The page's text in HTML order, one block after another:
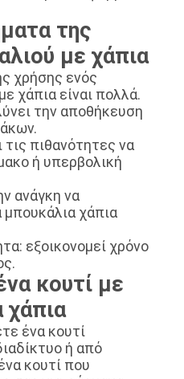
της
με χάπια
χρήσης ενός
χάπια είναι πολλά.
την αποθήκευση
πιθανότητες να
ή υπερβολική
ανάγκη να
χάπια
εξοικονομεί χρόνο
κουτί με
χάπια
ένα κουτί
ή από
κουτί που